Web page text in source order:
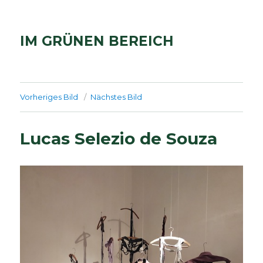
IM GRÜNEN BEREICH
Vorheriges Bild Nächstes Bild
Lucas Selezio de Souza